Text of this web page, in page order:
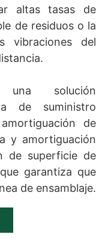
altas tasas de
de residuos o la
vibraciones del
una solución
de suministro
de
y amortiguación
de superficie de
garantiza que
de ensamblaje.